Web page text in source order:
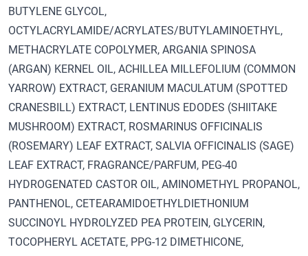
BUTYLENE GLYCOL,
OCTYLACRYLAMIDE/ACRYLATES/BUTYLAMINOETHYL,
METHACRYLATE COPOLYMER, ARGANIA SPINOSA
(ARGAN) KERNEL OIL, ACHILLEA MILLEFOLIUM (COMMON
YARROW) EXTRACT, GERANIUM MACULATUM (SPOTTED
CRANESBILL) EXTRACT, LENTINUS EDODES (SHIITAKE
MUSHROOM) EXTRACT, ROSMARINUS OFFICINALIS
(ROSEMARY) LEAF EXTRACT, SALVIA OFFICINALIS (SAGE)
LEAF EXTRACT, FRAGRANCE/PARFUM, PEG-40
HYDROGENATED CASTOR OIL, AMINOMETHYL PROPANOL,
PANTHENOL, CETEARAMIDOETHYLDIETHONIUM
SUCCINOYL HYDROLYZED PEA PROTEIN, GLYCERIN,
TOCOPHERYL ACETATE, PPG-12 DIMETHICONE,